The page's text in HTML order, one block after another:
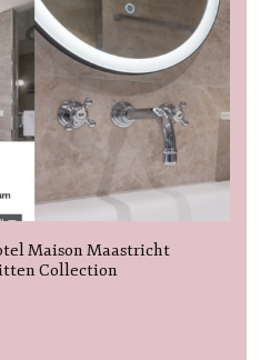
Maison Maastricht
Collection